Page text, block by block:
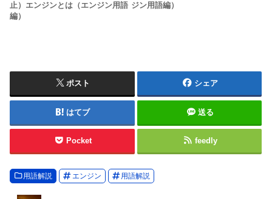
止）エンジンとは（エンジン用語
編）
ジン用語編）
ポスト シェア
はてブ 送る
Pocket feedly
用語解説 エンジン 用語解説